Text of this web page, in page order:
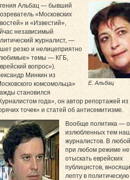
Е. Альбац
Альбац — бывший
«Московских
и «Известий»,
независимый
журналист, —
резко и нелицеприятно
темы — КГБ,
вопрос»).
Минкин из
комсомольца»
становился
года», он автор репортажей из
точек» и статей об антисемитизме.
Вообще политика —
излюбленных тем
журналистов. В
при любом режиме
отыскать еврейских
публицистов,
лепту в политическую